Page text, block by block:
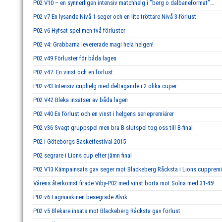
P02 V10 – en synnerligen intensiv matchhelg i ”berg o dalbaneformat”…
P02 v7 En lysande Nivå 1-seger och en lite tröttare Nivå 3-förlust
P02 v6 Hyfsat spel men två förluster
P02 v4: Grabbarna levererade magi hela helgen!
P02 v49 Förluster för båda lagen
P02 v47: En vinst och en förlust
P02 v43 Intensiv cuphelg med deltagande i 2 olika cuper
P02 V42 Bleka insatser av båda lagen
P02 v40 En förlust och en vinst i helgens seriepremiärer
P02 v36 Svagt gruppspel men bra B-slutspel tog oss till B-final
P02 i Göteborgs Basketfestival 2015
P02 segrare i Lions cup efter jämn final
P02 V13 Kämpainsats gav seger mot Blackeberg Råcksta i Lions
Vårens återkomst firade Viby-P02 med vinst borta mot Solna med 31-45!
P02 v6 Lagmaskinen besegrade Alvik
P02 v5 Blekare insats mot Blackeberg Råcksta gav förlust